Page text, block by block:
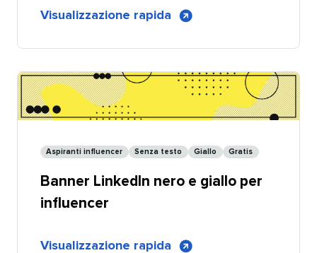
Visualizzazione rapida
di
con
blocchi
multicolore
per
aziendali
LinkedIn
-
Personalizzabile
Aspiranti influencer​​ Senza testo​​ Giallo​​ Gratis​​
Banner LinkedIn nero e giallo per
influencer​​
Visualizzazione rapida
di